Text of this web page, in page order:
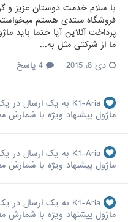
با سلام خدمت دوستان عزیز و
فروشگاه مبتدی هستم
پرداخت آنلاین آیا حتما باید
ما از شرکتی مثل به...
دی 8، 2015
K1-Aria به یک ارسال در
ماژول پیشنهاد ویژه با
K1-Aria به یک ارسال در
ماژول پیشنهاد ویژه با
K1-Aria به یک ارسال در
ماژول پیشنهاد ویژه با